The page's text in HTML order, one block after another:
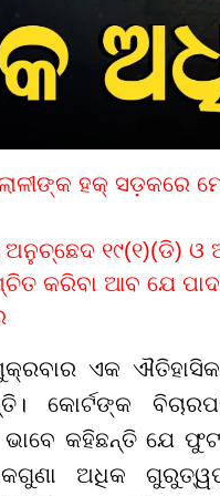
ହକ୍ ସଡ଼କରେ
୧୯(୧)(ଡି) ଓ
କରିବା ଆବ ଯେ
ଏକ
କୋର୍ଟଙ୍କ
କହିଛନ୍ତି ଯେ
ଅଧିକ